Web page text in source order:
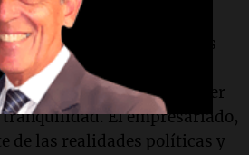
se llama confianza.
la confianza en los
la confianza es gran
que construir para poder
El empresariado,
de las realidades políticas y